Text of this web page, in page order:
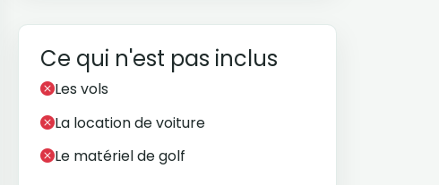
Ce qui n'est pas inclus
Les vols
La location de voiture
Le matériel de golf